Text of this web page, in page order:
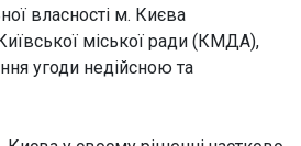
власності м. Києва
міської ради (КМДА),
угоди недійсною та